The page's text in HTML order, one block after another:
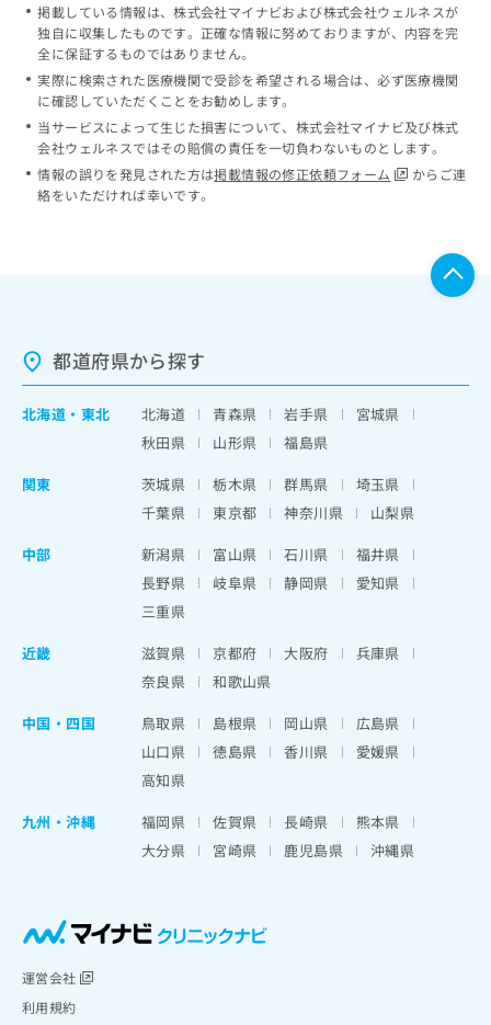
掲載している情報は、株式会社マイナビおよび株式会社ウェルネスが
独自に収集したものです。正確な情報に努めておりますが、内容を完
全に保証するものではありません。
実際に検索された医療機関で受診を希望される場合は、必ず医療機関
に確認していただくことをお勧めします。
当サービスによって生じた損害について、株式会社マイナビ及び株式
会社ウェルネスではその賠償の責任を一切負わないものとします。
情報の誤りを発見された方は掲載情報の修正依頼フォーム
からご連
絡をいただければ幸いです。
都道府県から探す
北海道 ・ 東北 北海道 青森県 岩手県
宮城県
秋田県
山形県
福島県
関東
茨城県 栃木県 群馬県
埼玉県
千葉県
東京都 神奈川県
山梨県
中部
新潟県 富山県 石川県
福井県
長野県
岐阜県 静岡県
愛知県
三重県
近畿
滋賀県 京都府 大阪府
兵庫県
奈良県
和歌山県
中国・四国
鳥取県 島根県 岡山県
広島県
山口県
徳島県 香川県
愛媛県
高知県
九州・沖縄
福岡県 佐賀県 長崎県
熊本県
大分県
宮崎県 鹿児島県 沖縄県
運営会社
利用規約